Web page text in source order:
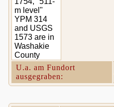
m level"
YPM 314
and USGS
1573 are in
Washakie
County
U.a. am Fundort
ausgegraben: